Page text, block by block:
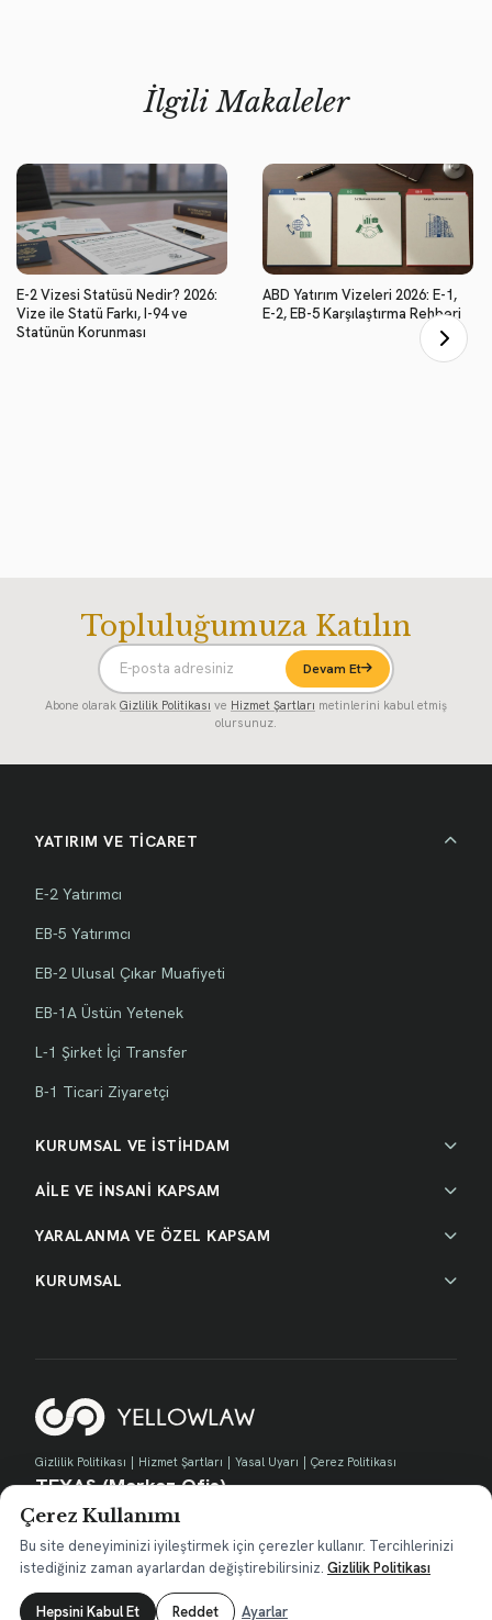
İlgili Makaleler
E-2 Vizesi Statüsü Nedir? 2026:
Vize ile Statü Farkı, I-94 ve
Statünün Korunması
ABD Yatırım Vizeleri 2026: E-1,
E-2, EB-5 Karşılaştırma Rehberi
Topluluğumuza Katılın
Devam Et
Abone olarak Gizlilik Politikası ve Hizmet Şartları metinlerini kabul etmiş
olursunuz.
YATIRIM VE TİCARET
E-2 Yatırımcı
EB-5 Yatırımcı
EB-2 Ulusal Çıkar Muafiyeti
EB-1A Üstün Yetenek
L-1 Şirket İçi Transfer
B-1 Ticari Ziyaretçi
KURUMSAL VE İSTİHDAM
AİLE VE İNSANİ KAPSAM
YARALANMA VE ÖZEL KAPSAM
KURUMSAL
Gizlilik Politikası Hizmet Şartları Yasal Uyarı Çerez Politikası
TEXAS (Merkez Ofis)
730 E Park Blvd, Suite 100 Plano, TX 75074
contact@yellow.law
Çerez Kullanımı
Bu site deneyiminizi iyileştirmek için çerezler kullanır. Tercihlerinizi
istediğiniz zaman ayarlardan değiştirebilirsiniz. Gizlilik Politikası
Hepsini Kabul Et Reddet Ayarlar